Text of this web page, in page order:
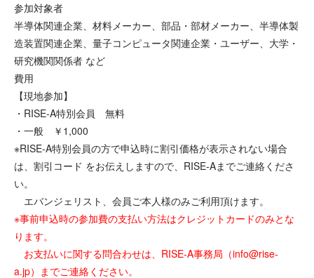
参加対象者
半導体関連企業、材料メーカー、部品・部材メーカー、半導体製
造装置関連企業、量子コンピュータ関連企業・ユーザー、大学・
研究機関関係者 など
費用
【現地参加】
・RISE-A特別会員 無料
・一般 ￥1,000
※RISE-A特別会員の方で申込時に割引価格が表示されない場合
は、割引コード をお伝えしますので、RISE-Aまでご連絡くださ
い。
エバンジェリスト、会員ご本人様のみご利用頂けます。
※事前申込時の参加費の支払い方法はクレジットカードのみとな
ります。
お支払いに関する問合わせは、RISE-A事務局（info@rise-
a.jp）までご連絡ください。